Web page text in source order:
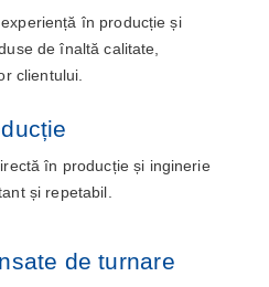
în producție și
de înaltă calitate,
clientului.
în producție și inginerie
și repetabil.
de turnare